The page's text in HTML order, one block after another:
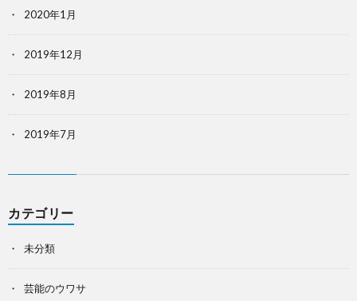
2020年1月
2019年12月
2019年8月
2019年7月
カテゴリー
未分類
芸能のウワサ